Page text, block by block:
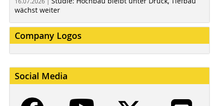
wächst weiter
Company Logos
Social Media